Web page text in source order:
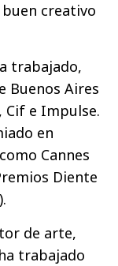
creativo
trabajado,
Buenos Aires
Cif e Impulse.
en
Cannes
Diente
de arte,
trabajado